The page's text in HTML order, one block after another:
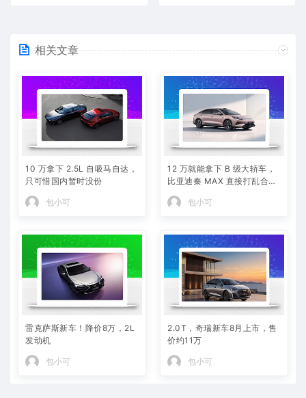
相关文章
10 万拿下 2.5L 自吸马自达，
只可惜国内暂时没份
包小可
12 万就能拿下 B 级大轿车，
比亚迪秦 MAX 直接打乱合资
定价逻辑
包小可
雷克萨斯新车！降价8万，2L
发动机
包小可
2.0T，奇瑞新车8月上市，售
价约11万
包小可